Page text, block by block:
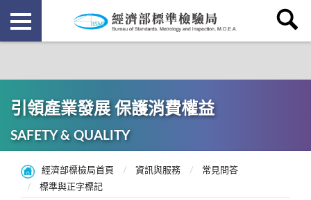
引領產業發展 保護消費權益
SAFETY & QUALITY
經濟部標檢局首頁 資訊與服務
常見問答
標準與正字標記